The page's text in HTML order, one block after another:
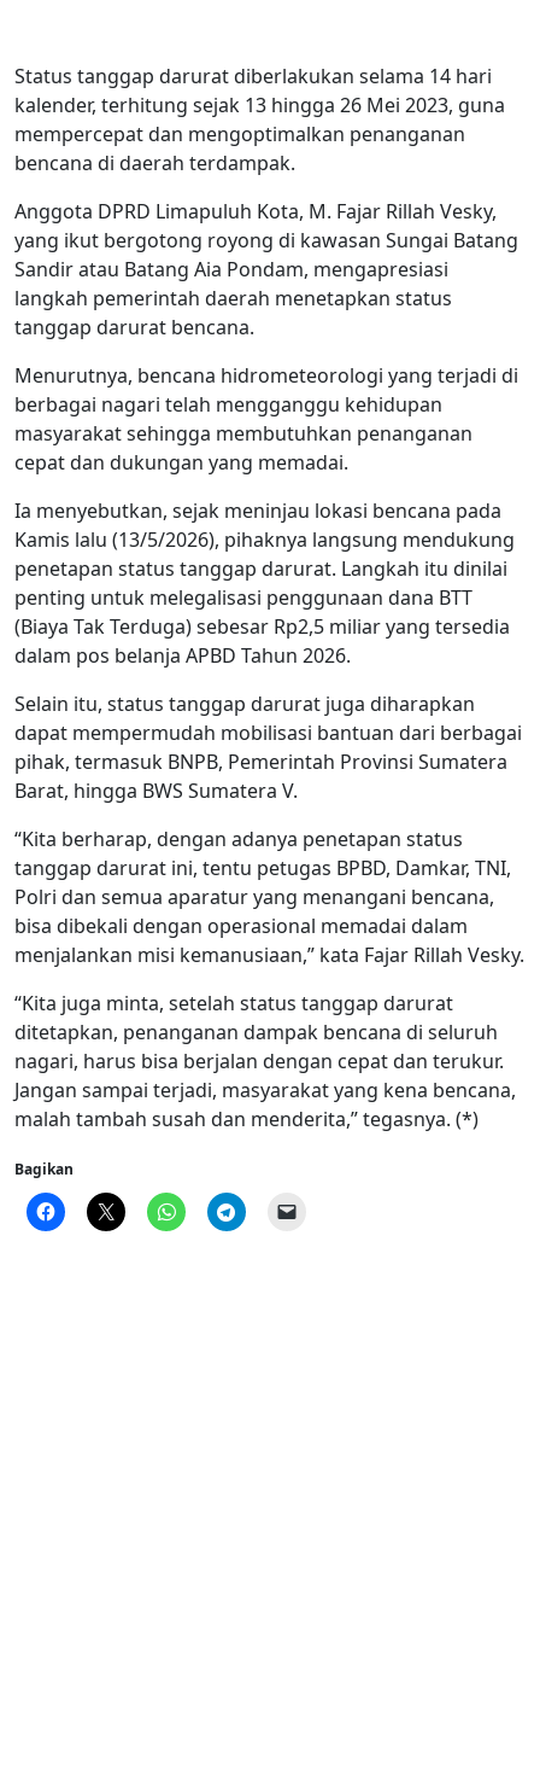
Status tanggap darurat diberlakukan selama 14 hari
kalender, terhitung sejak 13 hingga 26 Mei 2023, guna
mempercepat dan mengoptimalkan penanganan
bencana di daerah terdampak.
Anggota DPRD Limapuluh Kota, M. Fajar Rillah Vesky,
yang ikut bergotong royong di kawasan Sungai Batang
Sandir atau Batang Aia Pondam, mengapresiasi
langkah pemerintah daerah menetapkan status
tanggap darurat bencana.
Menurutnya, bencana hidrometeorologi yang terjadi di
berbagai nagari telah mengganggu kehidupan
masyarakat sehingga membutuhkan penanganan
cepat dan dukungan yang memadai.
Ia menyebutkan, sejak meninjau lokasi bencana pada
Kamis lalu (13/5/2026), pihaknya langsung mendukung
penetapan status tanggap darurat. Langkah itu dinilai
penting untuk melegalisasi penggunaan dana BTT
(Biaya Tak Terduga) sebesar Rp2,5 miliar yang tersedia
dalam pos belanja APBD Tahun 2026.
Selain itu, status tanggap darurat juga diharapkan
dapat mempermudah mobilisasi bantuan dari berbagai
pihak, termasuk BNPB, Pemerintah Provinsi Sumatera
Barat, hingga BWS Sumatera V.
“Kita berharap, dengan adanya penetapan status
tanggap darurat ini, tentu petugas BPBD, Damkar, TNI,
Polri dan semua aparatur yang menangani bencana,
bisa dibekali dengan operasional memadai dalam
menjalankan misi kemanusiaan,” kata Fajar Rillah Vesky.
“Kita juga minta, setelah status tanggap darurat
ditetapkan, penanganan dampak bencana di seluruh
nagari, harus bisa berjalan dengan cepat dan terukur.
Jangan sampai terjadi, masyarakat yang kena bencana,
malah tambah susah dan menderita,” tegasnya. (*)
Bagikan